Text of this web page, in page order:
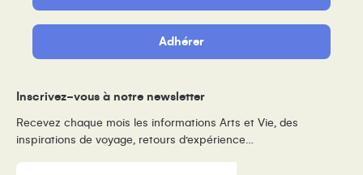
Adhérer
Inscrivez-vous à notre newsletter
Recevez chaque mois les informations Arts et Vie, des
inspirations de voyage, retours d’expérience…
E-